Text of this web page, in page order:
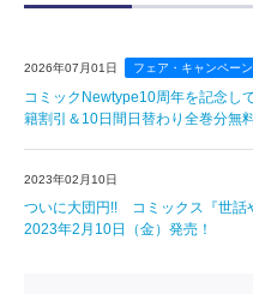
2026年07月01日 フェア・キャンペーン
コミックNewtype10周年を記念し
籍割引＆10日間日替わり全巻分無
2023年02月10日
ついに大団円!! コミックス『世話
2023年2月10日（金）発売！